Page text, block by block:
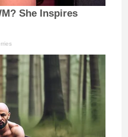
She Inspires